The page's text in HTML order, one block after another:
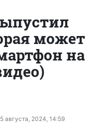
может
на
августа, 2024, 14:59